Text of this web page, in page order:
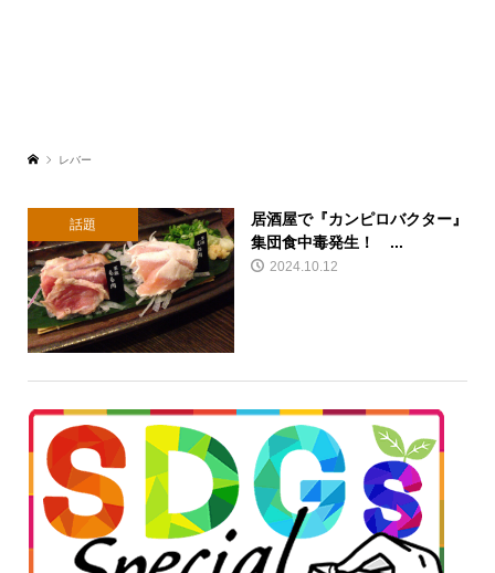
レバー
話題
居酒屋で『カンピロバクター』
集団食中毒発生！ ...
2024.10.12